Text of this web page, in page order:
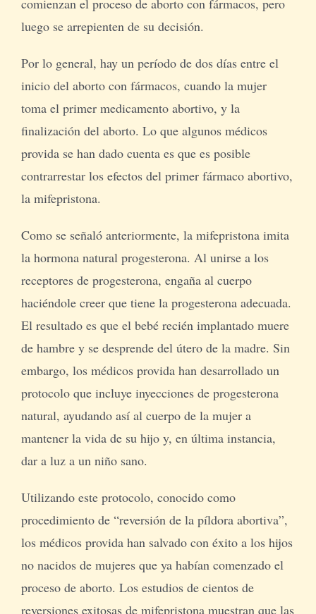
luego se arrepienten de su decisión.
Por lo general, hay un período de dos días entre el
inicio del aborto con fármacos, cuando la mujer
toma el primer medicamento abortivo, y la
finalización del aborto. Lo que algunos médicos
provida se han dado cuenta es que es posible
contrarrestar los efectos del primer fármaco abortivo,
la mifepristona.
Como se señaló anteriormente, la mifepristona imita
la hormona natural progesterona. Al unirse a los
receptores de progesterona, engaña al cuerpo
haciéndole creer que tiene la progesterona adecuada.
El resultado es que el bebé recién implantado muere
de hambre y se desprende del útero de la madre. Sin
embargo, los médicos provida han desarrollado un
protocolo que incluye inyecciones de progesterona
natural, ayudando así al cuerpo de la mujer a
mantener la vida de su hijo y, en última instancia,
dar a luz a un niño sano.
Utilizando este protocolo, conocido como
procedimiento de “reversión de la píldora abortiva”,
los médicos provida han salvado con éxito a los hijos
no nacidos de mujeres que ya habían comenzado el
proceso de aborto. Los estudios de cientos de
reversiones exitosas de mifepristona muestran que las